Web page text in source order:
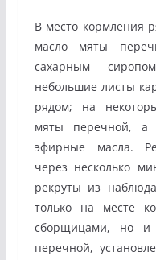
В место кормления
масло мяты
сахарным
небольшие листы
рядом; на
мяты перечной, а
эфирные масла.
через несколько
рекруты из
только на месте
сборщицами, но
перечной,